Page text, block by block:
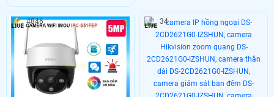
bằng hồng ngoại 40m nhìn hình
ảnh ban đêm trắng đen, tích hợp
thêm công nghệ AI AcuSense giúp
phân biệt chính xác người và các
đặc điểm như là áo quần, mắt kinh
giúp đảm bảo an ninh tốt
phân biệt người và xe, đồng thời tích
hợp báo động thông minh. Với
chuẩn chống nước IP67 và mức giá
rẻ, KX-C31L là lựa chọn lý tưởng cho
nhu cầu giám sát ngoài trời.
4846 34